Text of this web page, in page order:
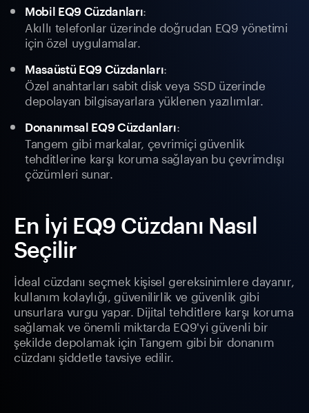
Mobil EQ9 Cüzdanları:
Akıllı telefonlar üzerinde doğrudan EQ9 yönetimi
için özel uygulamalar.
Masaüstü EQ9 Cüzdanları:
Özel anahtarları sabit disk veya SSD üzerinde
depolayan bilgisayarlara yüklenen yazılımlar.
Donanımsal EQ9 Cüzdanları:
Tangem gibi markalar, çevrimiçi güvenlik
tehditlerine karşı koruma sağlayan bu çevrimdışı
çözümleri sunar.
En İyi EQ9 Cüzdanı Nasıl
Seçilir
İdeal cüzdanı seçmek kişisel gereksinimlere dayanır,
kullanım kolaylığı, güvenilirlik ve güvenlik gibi
unsurlara vurgu yapar. Dijital tehditlere karşı koruma
sağlamak ve önemli miktarda EQ9'yi güvenli bir
şekilde depolamak için Tangem gibi bir donanım
cüzdanı şiddetle tavsiye edilir.